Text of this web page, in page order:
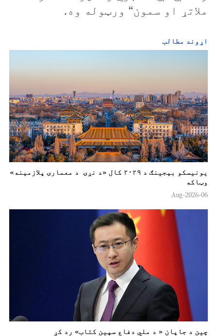
ملاتړ او سمون“ ورټوله وه.
اړوند مطالب
یونیسکو بېجینګ د ۲۰۲۹ کال «د نړۍ د معمارۍ پلازمېنه»
وټاکه
06-Aug-2026
چين د جاپان « د ملي دفاع سپين کتاب» رد کړ